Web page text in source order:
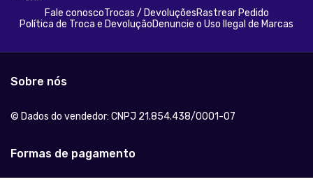
Fale conoscoTrocas / DevoluçõesRastrear Pedido
Política de Troca e DevoluçãoDenuncie o Uso Ilegal de Marcas
Sobre nós
© Dados do vendedor: CNPJ 21.854.438/0001-07
Formas de pagamento